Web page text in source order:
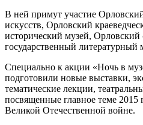
В ней примут участие
искусств, Орловский
исторический музей,
государственный
Специально к акции «Ночь в
подготовили новые выставки,
тематические лекции,
посвященные главное теме 2015
Великой Отечественной войне.